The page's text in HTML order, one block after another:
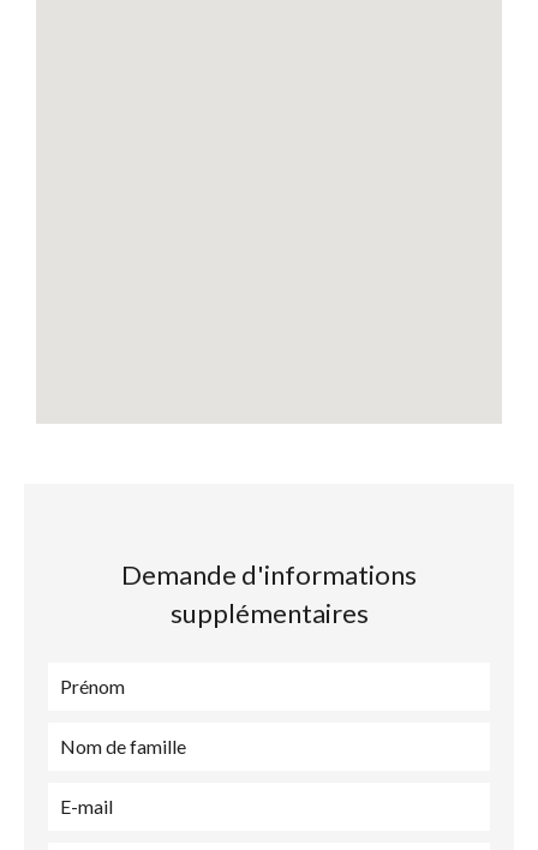
Demande d'informations
supplémentaires